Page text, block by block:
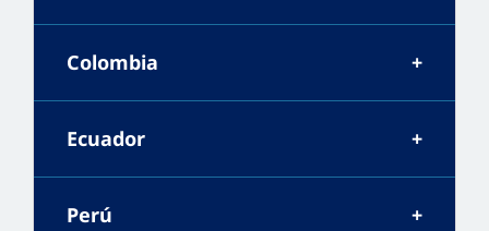
Colombia
Ecuador
Perú